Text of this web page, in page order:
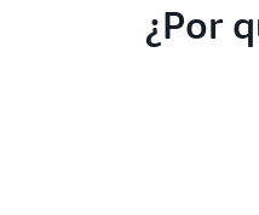
¿Por